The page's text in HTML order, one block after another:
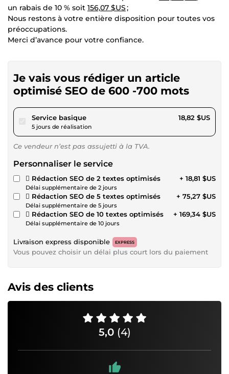
un rabais de 10 % soit 156,07 $US;
Nous restons à votre entière disposition pour toutes vos
préoccupations.
Merci d’avance pour votre confiance.
Je vais vous rédiger un article
optimisé SEO de 600 -700 mots
Service basiquepour 17,34 $US
5 jours de réalisation
18,82 $US
Ce vendeur n’est pas assujetti à la TVA.
Personnaliser le service
 Rédaction SEO de 2 textes optimisés
Délai supplémentaire de 2 jours
+ 18,81 $US
 Rédaction SEO de 5 textes optimisés
Délai supplémentaire de 5 jours
+ 75,27 $US
 Rédaction SEO de 10 textes optimisés
Délai supplémentaire de 10 jours
+ 169,34 $US
Livraison express disponible EXPRESS
Vous pouvez choisir un délai plus court lors du paiement
Avis des clients
5,0 (4)